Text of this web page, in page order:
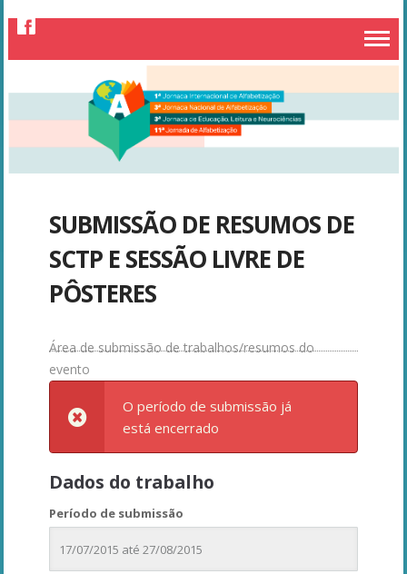
SUBMISSÃO DE RESUMOS DE
SCTP E SESSÃO LIVRE DE
PÔSTERES
O período de submissão já
está encerrado
Dados do trabalho
Período de submissão
17/07/2015 até 27/08/2015